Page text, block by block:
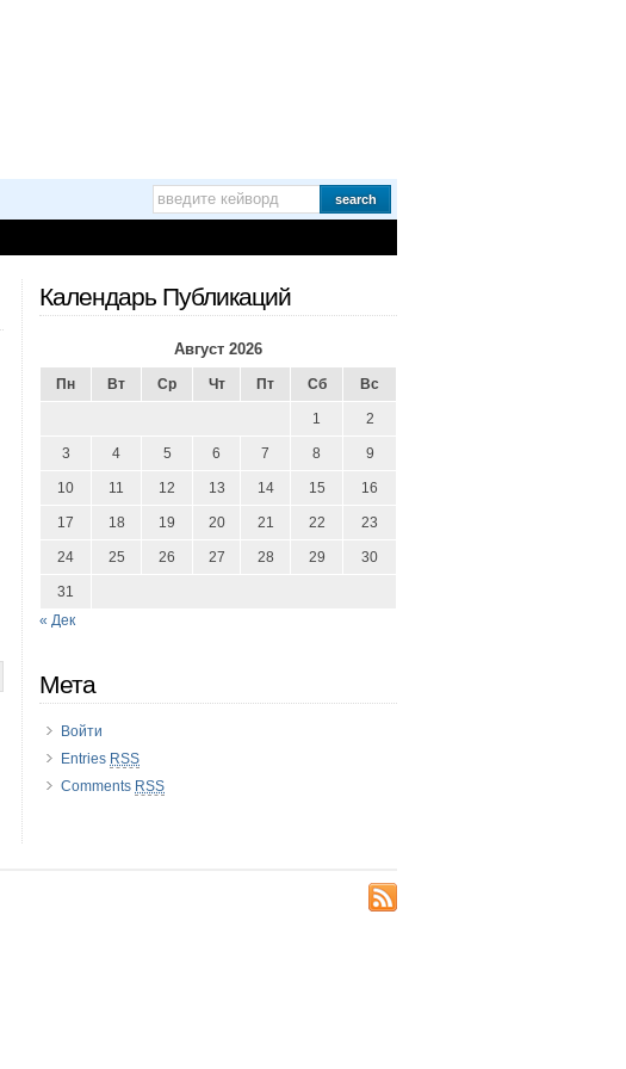
Календарь Публикаций
Август 2026
Пн Вт Ср Чт Пт Сб Вс
1 2
3 4 5 6 7 8 9
10 11 12 13 14 15 16
17 18 19 20 21 22 23
24 25 26 27 28 29 30
31
« Дек
Мета
Войти
Entries RSS
Comments RSS